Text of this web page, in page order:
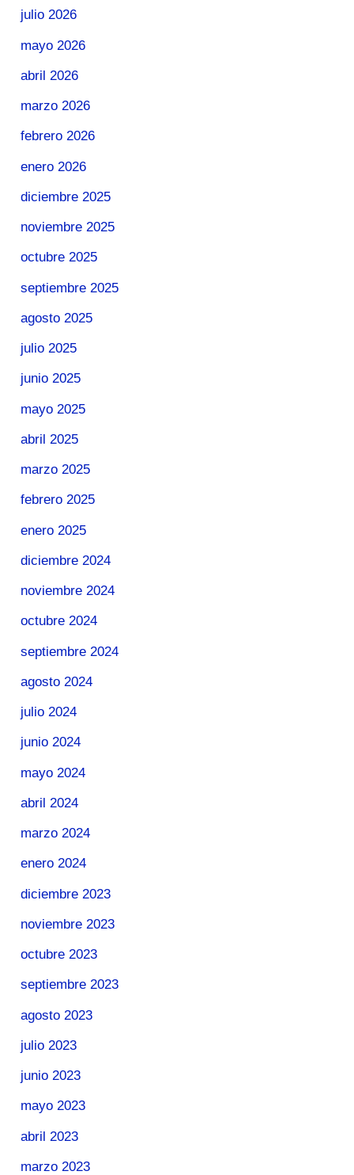
julio 2026
mayo 2026
abril 2026
marzo 2026
febrero 2026
enero 2026
diciembre 2025
noviembre 2025
octubre 2025
septiembre 2025
agosto 2025
julio 2025
junio 2025
mayo 2025
abril 2025
marzo 2025
febrero 2025
enero 2025
diciembre 2024
noviembre 2024
octubre 2024
septiembre 2024
agosto 2024
julio 2024
junio 2024
mayo 2024
abril 2024
marzo 2024
enero 2024
diciembre 2023
noviembre 2023
octubre 2023
septiembre 2023
agosto 2023
julio 2023
junio 2023
mayo 2023
abril 2023
marzo 2023